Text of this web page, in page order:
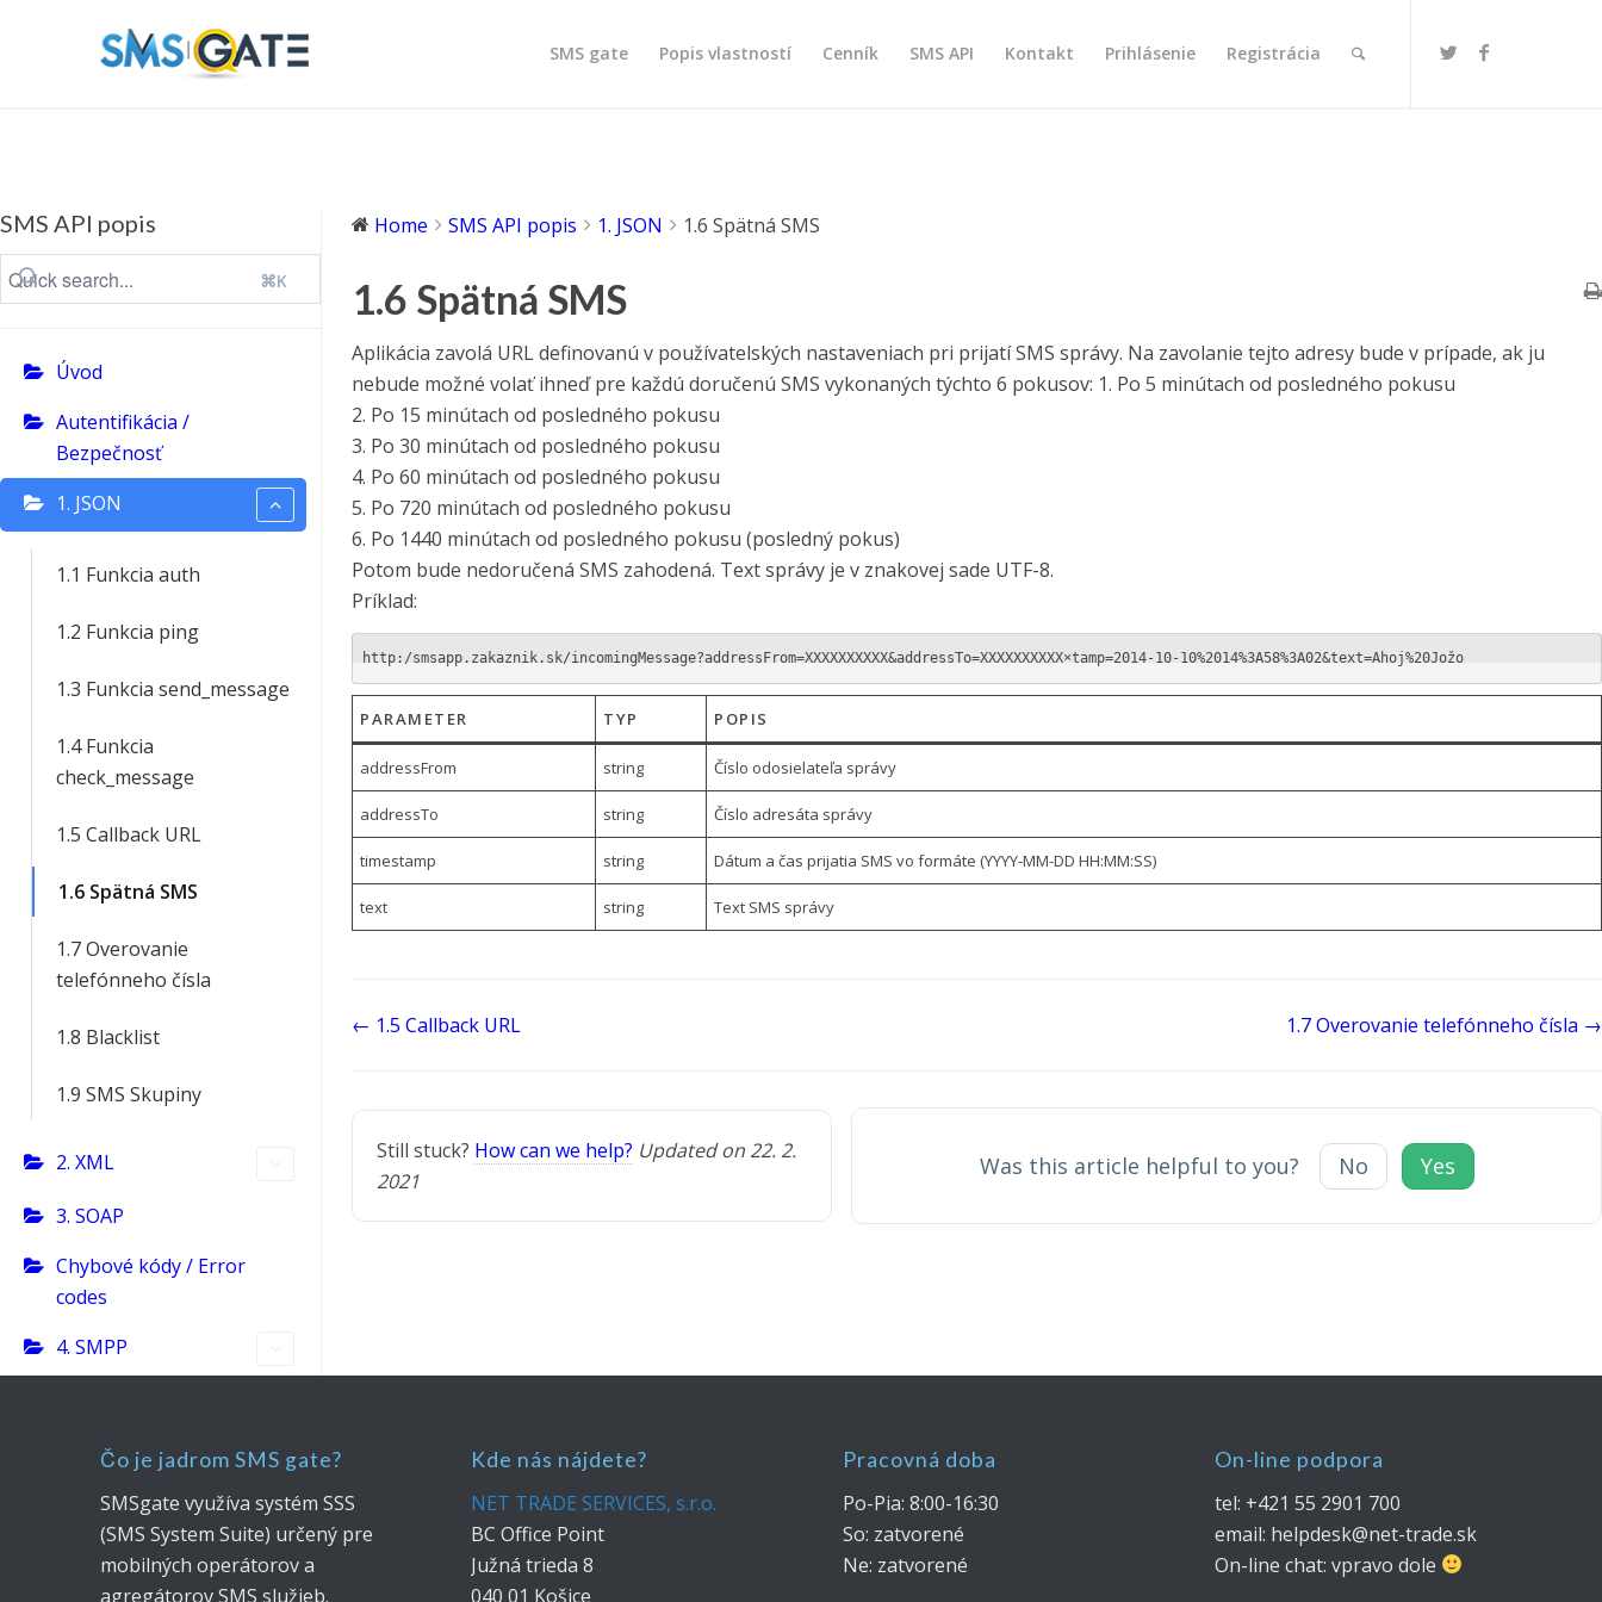
SMS gate Popis vlastností Cenník SMS API Kontakt Prihlásenie Registrácia
SMS API popis
⌘K
Úvod
Autentifikácia /
Bezpečnosť
1. JSON
1.1 Funkcia auth
1.2 Funkcia ping
1.3 Funkcia send_message
1.4 Funkcia
check_message
1.5 Callback URL
1.6 Spätná SMS
1.7 Overovanie
telefónneho čísla
1.8 Blacklist
1.9 SMS Skupiny
2. XML
3. SOAP
Chybové kódy / Error
codes
4. SMPP
Home SMS API popis 1. JSON 1.6 Spätná SMS
1.6 Spätná SMS
Aplikácia zavolá URL definovanú v používatelských nastaveniach pri prijatí SMS správy. Na zavolanie tejto adresy bude v prípade, ak ju
nebude možné volať ihneď pre každú doručenú SMS vykonaných týchto 6 pokusov: 1. Po 5 minútach od posledného pokusu
2. Po 15 minútach od posledného pokusu
3. Po 30 minútach od posledného pokusu
4. Po 60 minútach od posledného pokusu
5. Po 720 minútach od posledného pokusu
6. Po 1440 minútach od posledného pokusu (posledný pokus)
Potom bude nedoručená SMS zahodená. Text správy je v znakovej sade UTF-8.
Príklad:
http:/smsapp.zakaznik.sk/incomingMessage?addressFrom=XXXXXXXXXX&addressTo=XXXXXXXXXX×tamp=2014-10-10%2014%3A58%3A02&text=Ahoj%20Jožo
PARAMETER TYP POPIS
addressFrom string Číslo odosielateľa správy
addressTo string Číslo adresáta správy
timestamp string Dátum a čas prijatia SMS vo formáte (YYYY-MM-DD HH:MM:SS)
text string Text SMS správy
Doc
← 1.5 Callback URL 1.7 Overovanie telefónneho čísla →
Still stuck? How can we help? Updated on 22. 2.
2021
Was this article helpful to you? No Yes
Čo je jadrom SMS gate?
SMSgate využíva systém SSS
(SMS System Suite) určený pre
mobilných operátorov a
agregátorov SMS služieb.
Kde nás nájdete?
NET TRADE SERVICES, s.r.o.
BC Office Point
Južná trieda 8
040 01 Košice
Pracovná doba
Po-Pia: 8:00-16:30
So: zatvorené
Ne: zatvorené
On-line podpora
tel: +421 55 2901 700
email: helpdesk@net-trade.sk
On-line chat: vpravo dole